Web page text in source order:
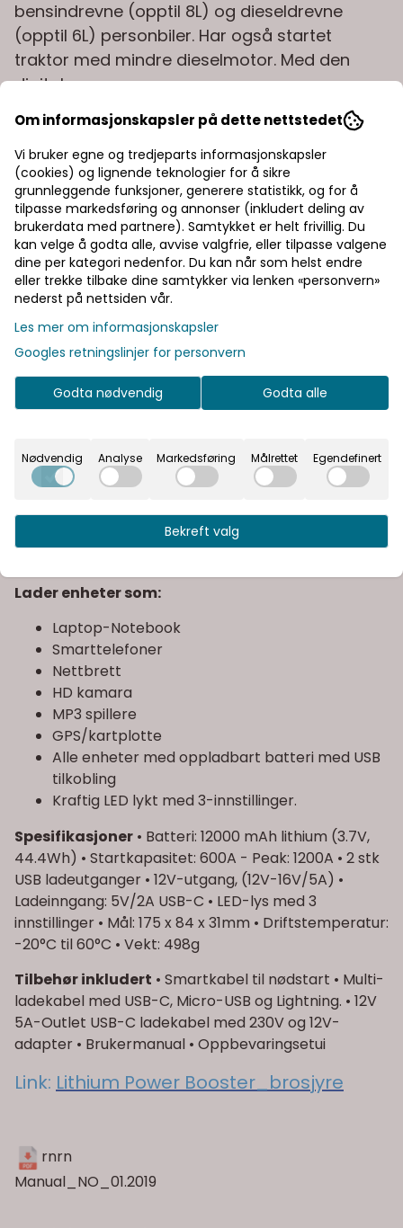
bensindrevne (opptil 8L) og dieseldrevne
(opptil 6L) personbiler. Har også startet
traktor med mindre dieselmotor. Med den
digitale
skjermen har du oversikt over batterinivået.
Bruk den også som powerbank, lommelykt
eller for å drive en 12V-forbruker.
Den kompakte størrelsen skjuler en kraftpakke med
Startkapasitet: 600A - Peak: 1200A.
Glimrende julegave. bursdagave «ekstra»
strømkilde både sommer og vinter!Super
kompakt, kun 496 gram.
EXIDE LITHIUM POWER BOOSTER
aller siste innen Lithium startboost
kraftpakken klarer mange gjentatte hjelpe - starter
på en oppladning og over 1000
syklinger/utladninger! Enkel i bruk samt gnist og
Leveres i praktisk liten oppbevaringsenhet som er
lett å ha i bilen, båten eller på tur. Inneholder:
booster, klyper til startbatteri. 12V ladekontakt for
lading av booster i bilen/båten. 230V lader,
Lader enheter som:
Laptop-Notebook
Smarttelefoner
Nettbrett
HD kamara
MP3 spillere
GPS/kartplotte
Alle enheter med oppladbart batteri med USB
tilkobling
Kraftig LED lykt med 3-innstillinger.
Spesifikasjoner • Batteri: 12000 mAh lithium (3.7V,
44.4Wh) • Startkapasitet: 600A - Peak: 1200A • 2 stk
USB ladeutganger • 12V-utgang, (12V-16V/5A) •
Ladeinngang: 5V/2A USB-C • LED-lys med 3
innstillinger • Mål: 175 x 84 x 31mm • Driftstemperatur:
-20°C til 60°C • Vekt: 498g
Tilbehør inkludert • Smartkabel til nødstart • Multi-
ladekabel med USB-C, Micro-USB og Lightning. • 12V
5A-Outlet USB-C ladekabel med 230V og 12V-
adapter • Brukermanual • Oppbevaringsetui
Link: Lithium Power Booster_brosjyre
rnrn
Manual_NO_01.2019
Om informasjonskapsler på dette nettstedet
Vi bruker egne og tredjeparts informasjonskapsler
(cookies) og lignende teknologier for å sikre
grunnleggende funksjoner, generere statistikk, og for å
tilpasse markedsføring og annonser (inkludert deling av
brukerdata med partnere). Samtykket er helt frivillig. Du
kan velge å godta alle, avvise valgfrie, eller tilpasse valgene
dine per kategori nedenfor. Du kan når som helst endre
eller trekke tilbake dine samtykker via lenken «personvern»
nederst på nettsiden vår.
Les mer om informasjonskapsler
Googles retningslinjer for personvern
Godta nødvendig Godta alle
Nødvendig Analyse Markedsføring Målrettet Egendefinert
Bekreft valg